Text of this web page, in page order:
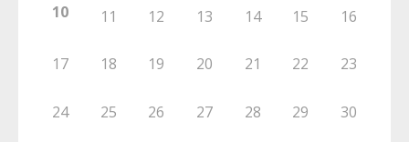
10 11 12 13 14 15 16
17 18 19 20 21 22 23
24 25 26 27 28 29 30